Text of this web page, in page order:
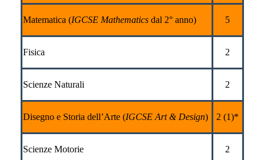
Matematica (IGCSE Mathematicsdal 2° anno) 5
Fisica 2
Scienze Naturali 2
Disegno e Storia dell’Arte (IGCSE Art & Design) 2 (1)*
Scienze Motorie 2